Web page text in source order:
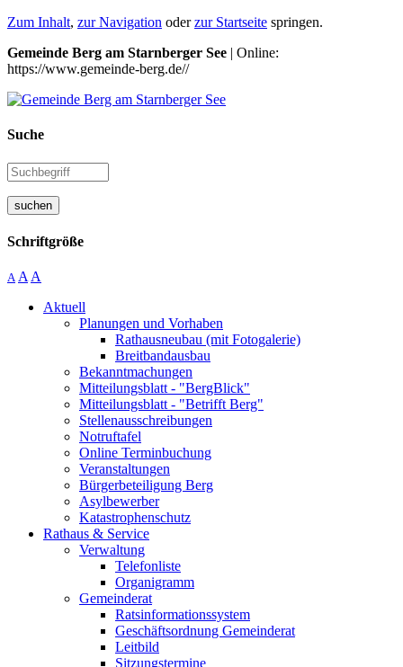
Zum Inhalt, zur Navigation oderzur Startseite springen.
Gemeinde Berg am Starnberger See | Online:
https://www.gemeinde-berg.de//
Suche
suchen
Schriftgröße
A A A
Aktuell
Planungen und Vorhaben
Rathausneubau (mit Fotogalerie)
Breitbandausbau
Bekanntmachungen
Mitteilungsblatt - "BergBlick"
Mitteilungsblatt - "Betrifft Berg"
Stellenausschreibungen
Notruftafel
Online Terminbuchung
Veranstaltungen
Bürgerbeteiligung Berg
Asylbewerber
Katastrophenschutz
Rathaus & Service
Verwaltung
Telefonliste
Organigramm
Gemeinderat
Ratsinformationssystem
Geschäftsordnung Gemeinderat
Leitbild
Sitzungstermine